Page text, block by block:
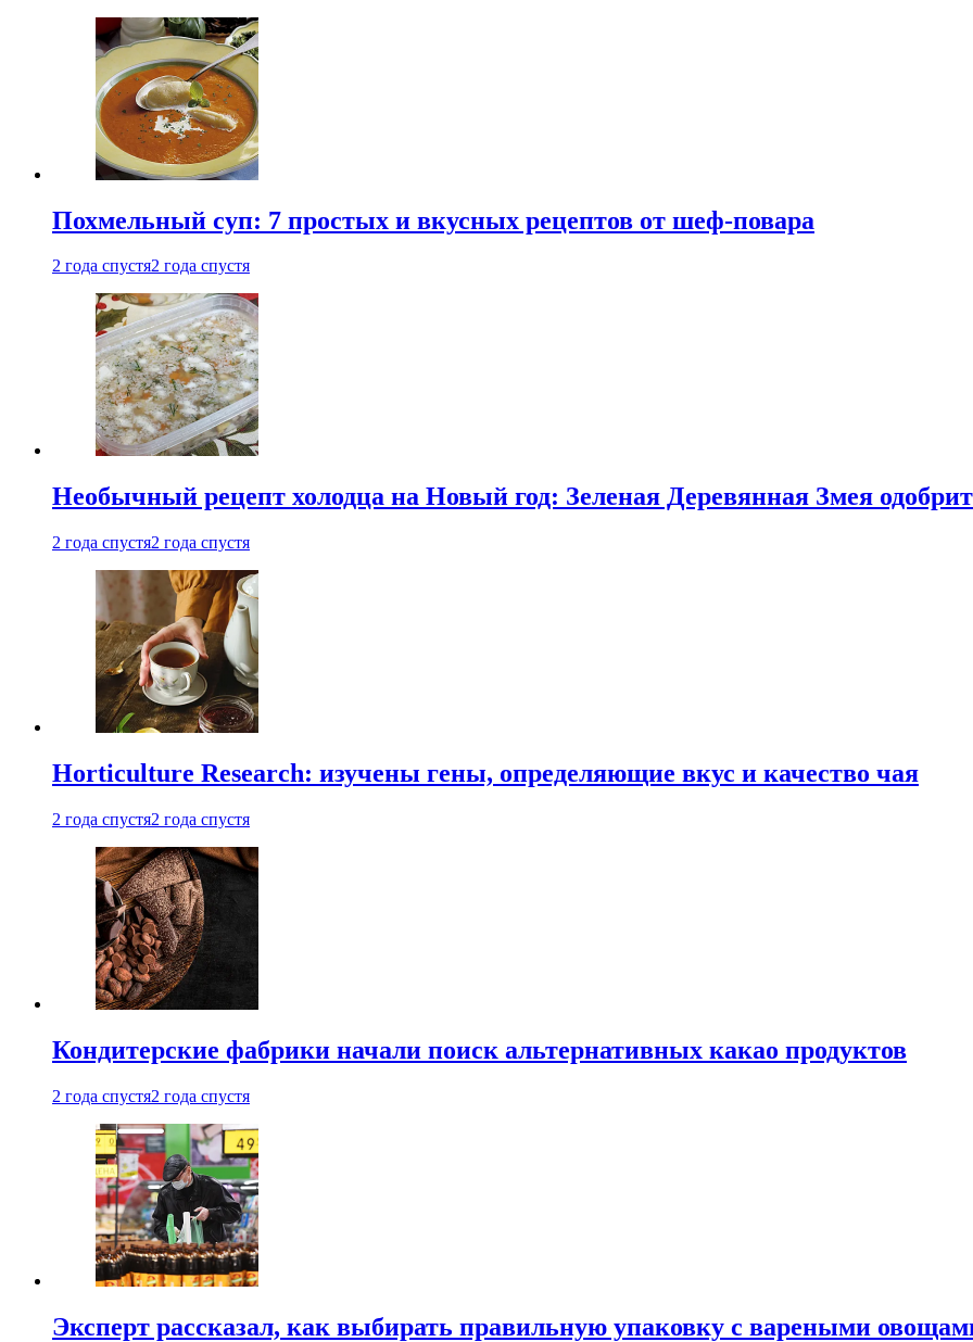
Похмельный суп: 7 простых и вкусных рецептов от шеф-повара
2 года спустя2 года спустя
Необычный рецепт холодца на Новый год: Зеленая Деревянная Змея одобрит
2 года спустя2 года спустя
Horticulture Research: изучены гены, определяющие вкус и качество чая
2 года спустя2 года спустя
Кондитерские фабрики начали поиск альтернативных какао продуктов
2 года спустя2 года спустя
Эксперт рассказал, как выбирать правильную упаковку с вареными